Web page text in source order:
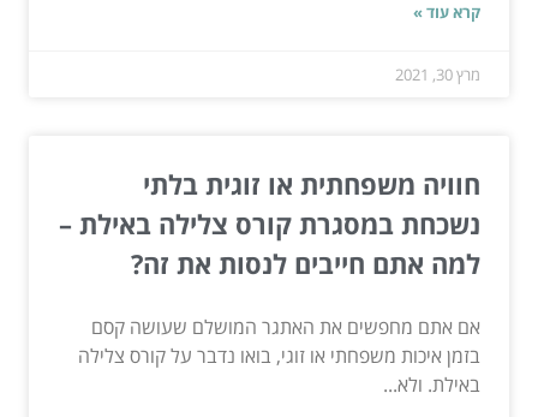
קרא עוד »
מרץ 30, 2021
חוויה משפחתית או זוגית בלתי
נשכחת במסגרת קורס צלילה באילת –
למה אתם חייבים לנסות את זה?
אם אתם מחפשים את האתגר המושלם שעושה קסם
בזמן איכות משפחתי או זוגי, בואו נדבר על קורס צלילה
באילת. ולא...